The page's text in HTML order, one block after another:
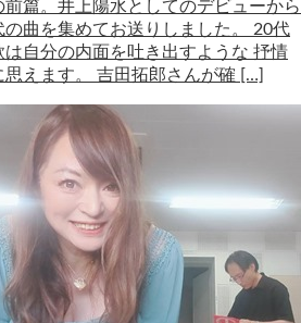
篇。井上陽水としてのデビューから
曲を集めてお送りしました。 20代
自分の内面を吐き出すような 抒情
えます。 吉田拓郎さんが確 […]